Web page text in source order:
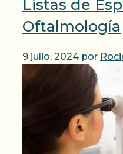
Listas de
Oftalmología
9 julio, 2024 por